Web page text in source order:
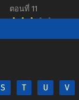
ตอนที่ 11
S T U V